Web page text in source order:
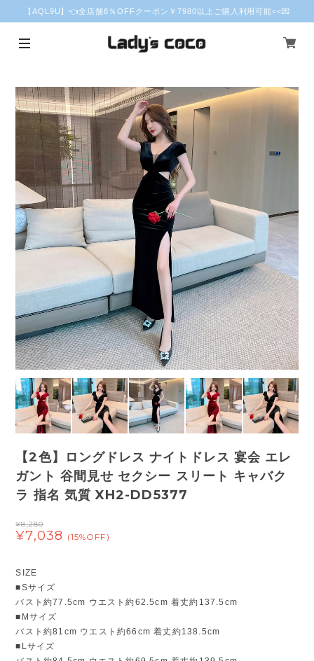
【AQL9U】👈全店舗8％OFFクーポン￥7980以上ご購入利用可能<<💌
【2色】ロングドレス ナイトドレス 宴会 エレ
ガント 谷間見せ セクシー スリート キャバク
ラ 指名 気質 XH2-DD5377
¥8,280
¥7,038 (15%OFF)
SIZE
■Sサイズ
バスト約77.5cm ウエスト約62.5cm 着丈約137.5cm
■Mサイズ
バスト約81cm ウエスト約66cm 着丈約138.5cm
■Lサイズ